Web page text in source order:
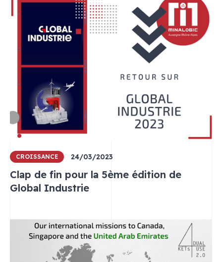
CROISSANCE 24/03/2023
Clap de fin pour la 5ème édition de
Global Industrie